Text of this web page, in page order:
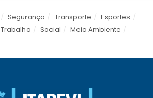
Segurança Transporte
Esportes
Trabalho Social
Meio Ambiente